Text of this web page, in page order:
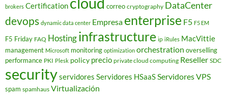
brokers Certification correo cryptography DataCenter
devops dynamic data center Empresa enterprise F5 F5 EM
F5 Friday FAQ Hostinginfrastructure ip iRules MacVittie
management Microsoft monitoring optimization orchestration overselling
performance PKI Plesk policy precio private cloud computing Reseller SDC
securityservidores Servidores HSaaSServidores VPS
spam spamhaus Virtualización